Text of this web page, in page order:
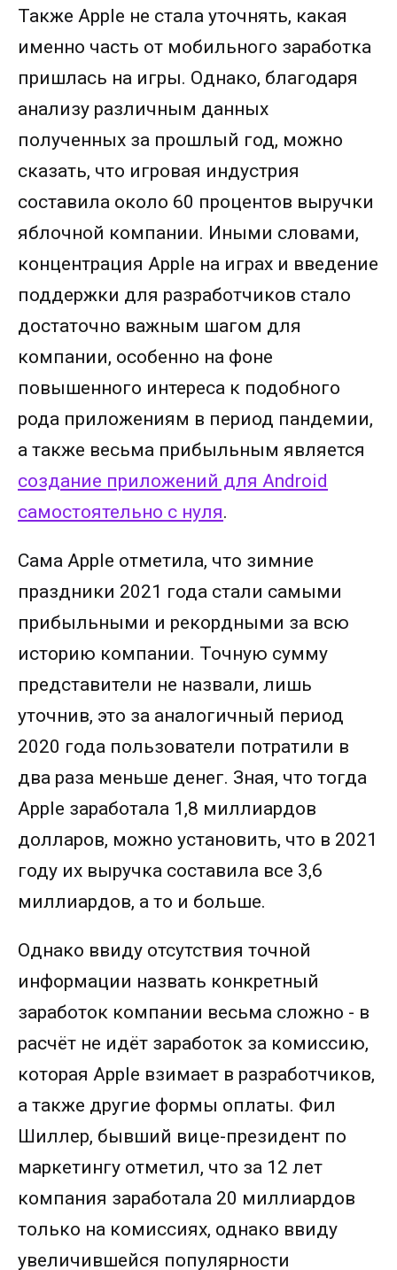
Также Apple не стала уточнять, какая
именно часть от мобильного заработка
пришлась на игры. Однако, благодаря
анализу различным данных
полученных за прошлый год, можно
сказать, что игровая индустрия
составила около 60 процентов выручки
яблочной компании. Иными словами,
концентрация Apple на играх и введение
поддержки для разработчиков стало
достаточно важным шагом для
компании, особенно на фоне
повышенного интереса к подобного
рода приложениям в период пандемии,
а также весьма прибыльным является
создание приложений для Android
самостоятельно с нуля.
Сама Apple отметила, что зимние
праздники 2021 года стали самыми
прибыльными и рекордными за всю
историю компании. Точную сумму
представители не назвали, лишь
уточнив, это за аналогичный период
2020 года пользователи потратили в
два раза меньше денег. Зная, что тогда
Apple заработала 1,8 миллиардов
долларов, можно установить, что в 2021
году их выручка составила все 3,6
миллиардов, а то и больше.
Однако ввиду отсутствия точной
информации назвать конкретный
заработок компании весьма сложно - в
расчёт не идёт заработок за комиссию,
которая Apple взимает в разработчиков,
а также другие формы оплаты. Фил
Шиллер, бывший вице-президент по
маркетингу отметил, что за 12 лет
компания заработала 20 миллиардов
только на комиссиях, однако ввиду
увеличившейся популярности